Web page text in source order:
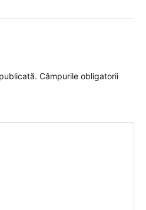
Câmpurile obligatorii